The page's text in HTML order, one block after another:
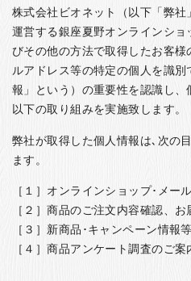
お問い合わせ
お知らせ
箸ブログ
English
株式会社ビオネット（以下「弊社
運営する銀座夏野オンラインシ
びその他の方法で取得したお客
ルアドレス等の特定の個人を識
報」という）の重要性を認識し、
以下の取り組みを実施致します。
弊社が取得した個人情報は､次の
ます。
［１］オンラインショップ･メー
［２］商品のご注文内容確認、お
［３］新商品･キャンペーン情報
［４］商品アンケート調査のご案